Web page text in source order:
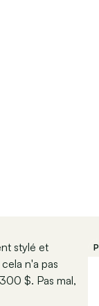
stylé et
n'a pas
$. Pas mal,